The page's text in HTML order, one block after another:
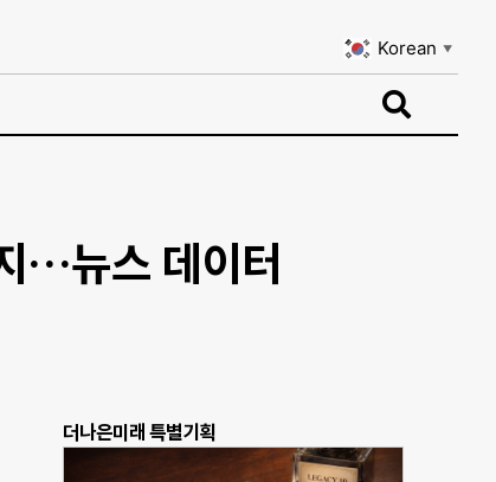
Korean ▼
…뉴스 데이터
더나은미래 특별기획